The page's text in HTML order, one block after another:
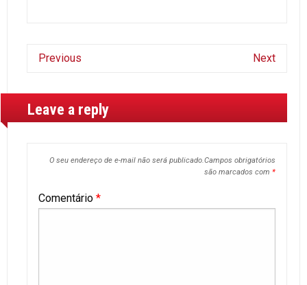
Previous Next
Leave a reply
O seu endereço de e-mail não será publicado.Campos obrigatórios
são marcados com *
Comentário *